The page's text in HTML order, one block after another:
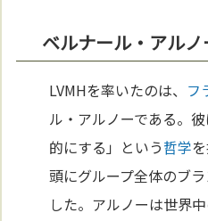
ベルナール・アル
LVMHを率いたのは、 フ
ル・アルノーである。
的にする」という哲学
頭にグループ全体のブ
した。アルノーは世界